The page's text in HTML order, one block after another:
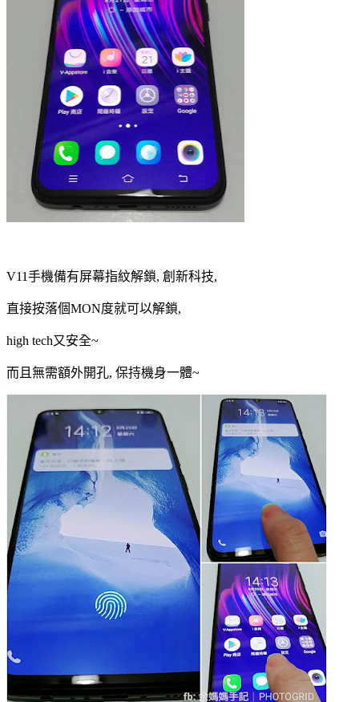
V11手機備有屏幕指紋解鎖, 創新科技,
直接按落個MON度就可以解鎖,
high tech又安全~
而且無需額外開孔, 保持機身一體~